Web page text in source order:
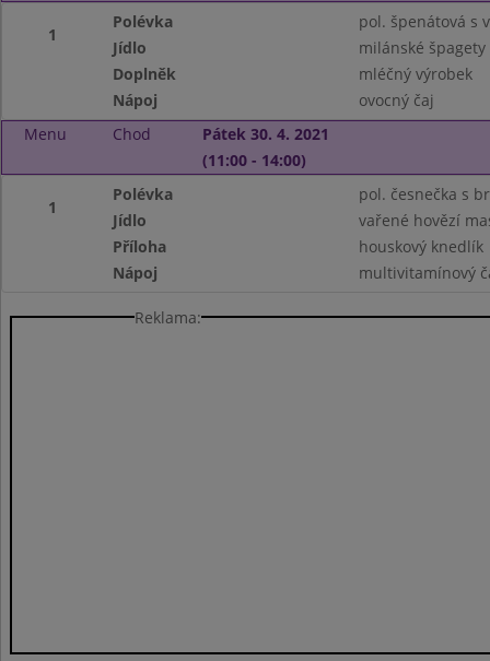
1
Polévka
pol. špenátová s
Jídlo
milánské
Doplněk
mléčný výrobek
Nápoj
ovocný čaj
Menu
Chod
Pátek 30. 4. 2021
(11:00 - 14:00)
1
Polévka
pol. česnečka s
Jídlo
vařené hovězí
Příloha
houskový knedlík
Nápoj
multivitamínový
Reklama: